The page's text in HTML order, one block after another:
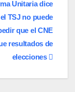
Unitaria dice
TSJ no puede
que el CNE
resultados de
elecciones